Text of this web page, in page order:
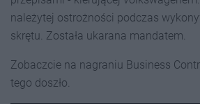
należytej ostrożności podczas
skrętu. Została ukarana mandatem.
Zobaczcie na nagraniu Business
tego doszło.